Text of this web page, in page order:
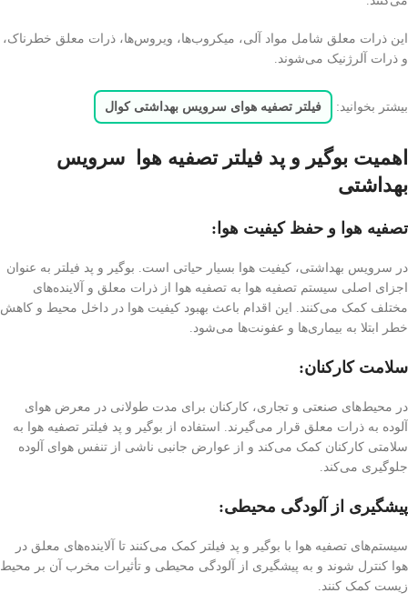
این ذرات معلق شامل مواد آلی، میکروب‌ها، ویروس‌ها، ذرات معلق خطرناک،
و ذرات آلرژنیک می‌شوند.
بیشتر بخوانید: فیلتر تصفیه هوای سرویس بهداشتی کوال
اهمیت بوگیر و پد فیلتر تصفیه هوا سرویس
بهداشتی
تصفیه هوا و حفظ کیفیت هوا:
در سرویس بهداشتی، کیفیت هوا بسیار حیاتی است. بوگیر و پد فیلتر به عنوان
اجزای اصلی سیستم تصفیه هوا به تصفیه هوا از ذرات معلق و آلاینده‌های
مختلف کمک می‌کنند. این اقدام باعث بهبود کیفیت هوا در داخل محیط و کاهش
خطر ابتلا به بیماری‌ها و عفونت‌ها می‌شود.
سلامت کارکنان:
در محیط‌های صنعتی و تجاری، کارکنان برای مدت طولانی در معرض هوای
آلوده به ذرات معلق قرار می‌گیرند. استفاده از بوگیر و پد فیلتر تصفیه هوا به
سلامتی کارکنان کمک می‌کند و از عوارض جانبی ناشی از تنفس هوای آلوده
جلوگیری می‌کند.
پیشگیری از آلودگی محیطی:
سیستم‌های تصفیه هوا با بوگیر و پد فیلتر کمک می‌کنند تا آلاینده‌های معلق در
هوا کنترل شوند و به پیشگیری از آلودگی محیطی و تأثیرات مخرب آن بر محیط
زیست کمک کنند.